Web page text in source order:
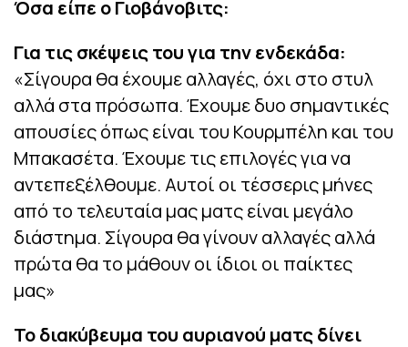
Όσα είπε ο Γιοβάνοβιτς:
Για τις σκέψεις του για την ενδεκάδα:
«Σίγουρα θα έχουμε αλλαγές, όχι στο στυλ
αλλά στα πρόσωπα. Έχουμε δυο σημαντικές
απουσίες όπως είναι του Κουρμπέλη και του
Μπακασέτα. Έχουμε τις επιλογές για να
αντεπεξέλθουμε. Αυτοί οι τέσσερις μήνες
από το τελευταία μας ματς είναι μεγάλο
διάστημα. Σίγουρα θα γίνουν αλλαγές αλλά
πρώτα θα το μάθουν οι ίδιοι οι παίκτες
μας»
Το διακύβευμα του αυριανού ματς δίνει